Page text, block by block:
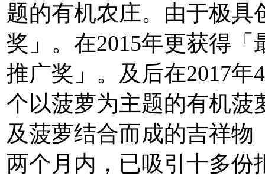
题的有机农庄。由于极具
奖」。在2015年更获得
推广奖」。及后在2017
个以菠萝为主题的有机菠
及菠萝结合而成的吉祥
两个月内，已吸引十多份